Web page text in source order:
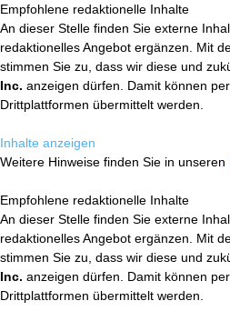
Empfohlene redaktionelle Inhalte
An dieser Stelle finden Sie externe
redaktionelles Angebot ergänzen. Mit
stimmen Sie zu, dass wir diese und
Inc. anzeigen dürfen. Damit können
Drittplattformen übermittelt werden.
Inhalte anzeigen
Weitere Hinweise finden Sie in unseren
Empfohlene redaktionelle Inhalte
An dieser Stelle finden Sie externe
redaktionelles Angebot ergänzen. Mit
stimmen Sie zu, dass wir diese und
Inc. anzeigen dürfen. Damit können
Drittplattformen übermittelt werden.